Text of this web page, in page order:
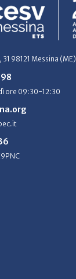
98121 Messina (ME)
ore 09:30-12:30